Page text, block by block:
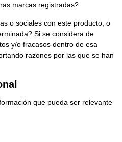
marcas registradas?
o sociales con este producto, o
Si se considera de
y/o fracasos dentro de esa
razones por las que se han
que pueda ser relevante